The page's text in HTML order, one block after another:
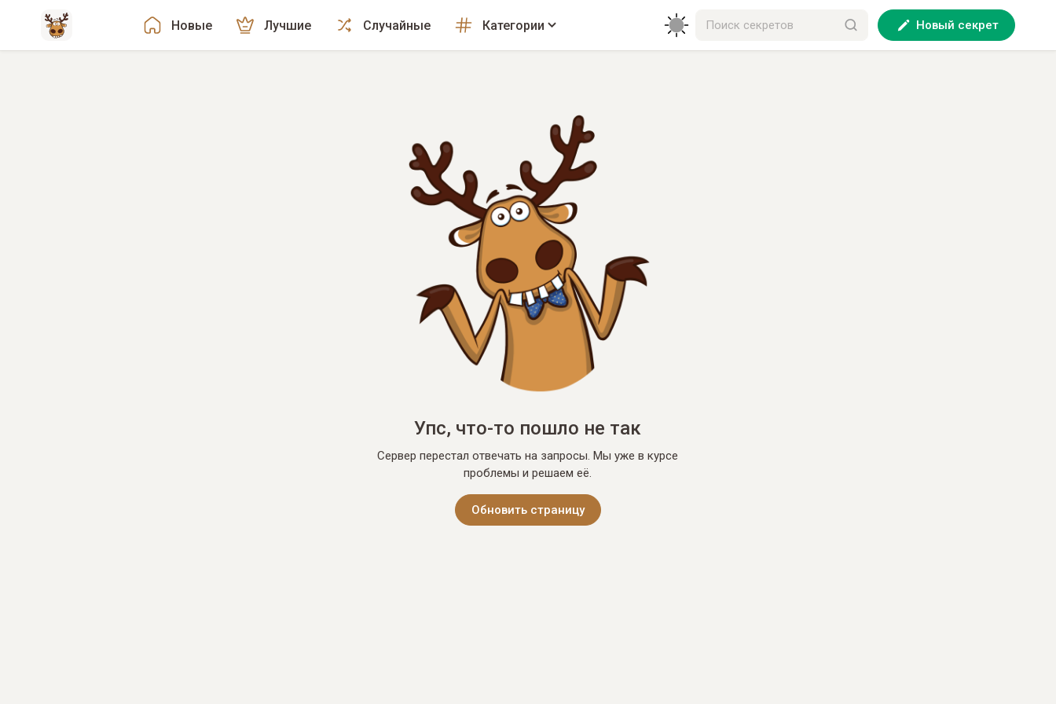
Новые Лучшие Случайные Категории Новый секрет
Упс, что-то пошло не так
Сервер перестал отвечать на запросы. Мы уже в курсе
проблемы и решаем её.
Обновить страницу